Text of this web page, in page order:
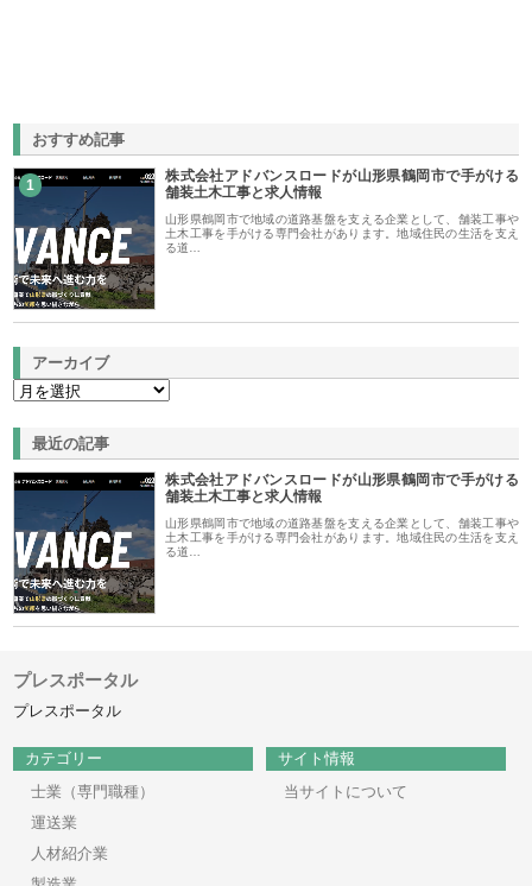
おすすめ記事
1
株式会社アドバンスロードが山形県鶴岡市で手がける
舗装土木工事と求人情報
山形県鶴岡市で地域の道路基盤を支える企業として、舗装工事や
土木工事を手がける専門会社があります。地域住民の生活を支え
る道…
アーカイブ
最近の記事
株式会社アドバンスロードが山形県鶴岡市で手がける
舗装土木工事と求人情報
山形県鶴岡市で地域の道路基盤を支える企業として、舗装工事や
土木工事を手がける専門会社があります。地域住民の生活を支え
る道…
プレスポータル
プレスポータル
カテゴリー
士業（専門職種）
運送業
人材紹介業
サイト情報
当サイトについて